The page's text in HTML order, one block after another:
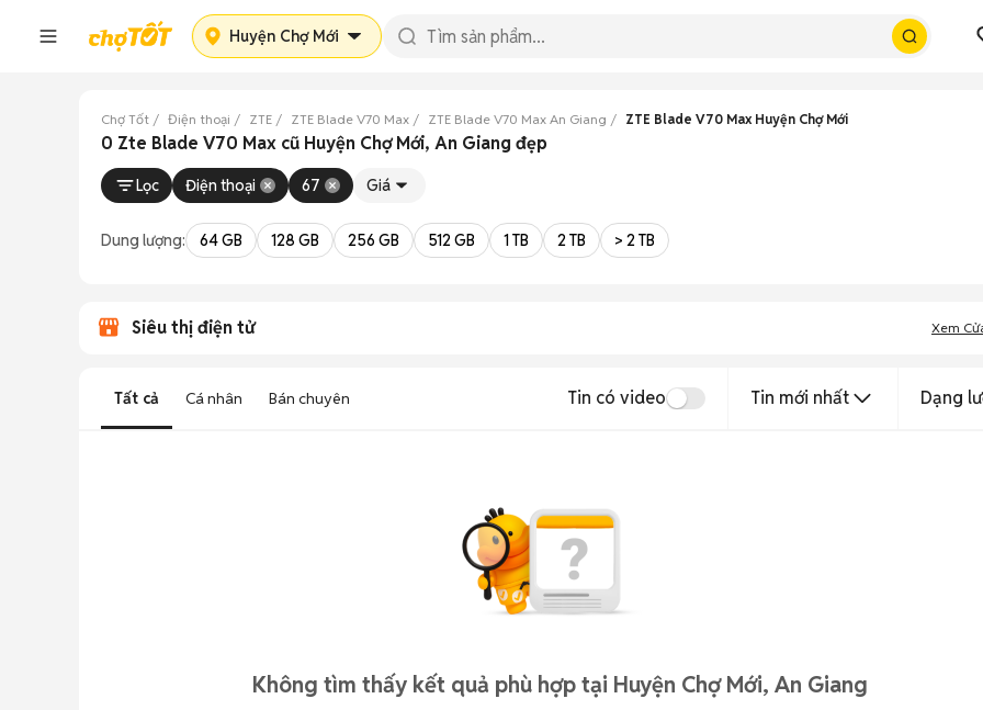
Huyện Chợ Mới
Chợ Tốt Điện thoại ZTE ZTE Blade V70 Max ZTE Blade V70 Max An Giang ZTE Blade V70 Max Huyện Chợ Mới
0 Zte Blade V70 Max cũ Huyện Chợ Mới, An Giang đẹp
Lọc Điện thoại 67 Giá
Dung lượng: 64 GB 128 GB 256 GB 512 GB 1 TB 2 TB > 2 TB
Siêu thị điện tử Xem
Tất cả Cá nhân Bán chuyên Tin có video Tin mới nhất Dạng
Không tìm thấy kết quả phù hợp tại Huyện Chợ Mới, An Giang